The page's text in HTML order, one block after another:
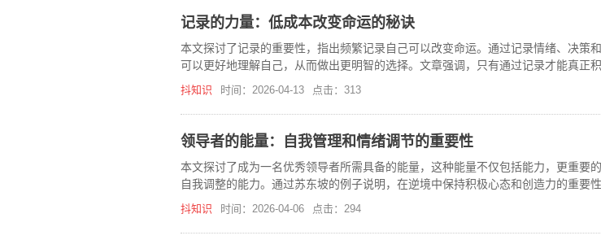
记录的力量：低成本改变命运的秘诀
本文探讨了记录的重要性，指出频繁记录自己可以改变命运。通过记录情绪、决策
可以更好地理解自己，从而做出更明智的选择。文章强调，只有通过记录才能真正
攒年龄。
抖知识 时间：2026-04-13 点击：313
领导者的能量：自我管理和情绪调节的重要性
本文探讨了成为一名优秀领导者所需具备的能量，这种能量不仅包括能力，更重要
自我调整的能力。通过苏东坡的例子说明，在逆境中保持积极心态和创造力的重要性
抖知识 时间：2026-04-06 点击：294